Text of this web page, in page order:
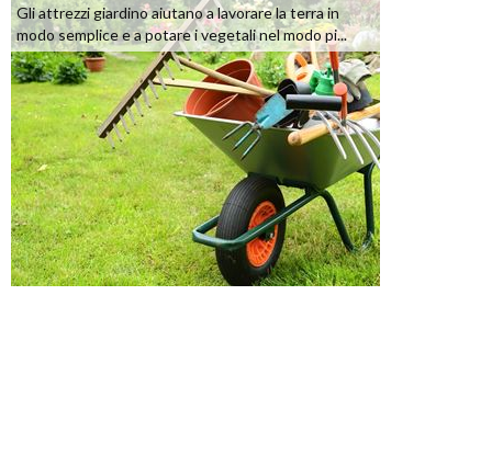
Gli attrezzi giardino aiutano a lavorare la terra in
modo semplice e a potare i vegetali nel modo pi...